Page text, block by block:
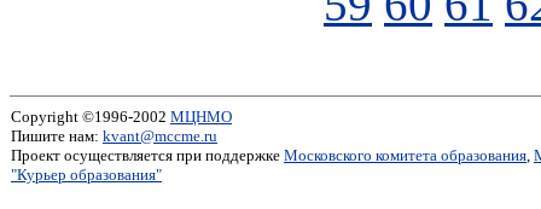
Copyright ©1996-2002 МЦНМО
Пишите нам: kvant@mccme.ru
Проект осуществляется при поддержке Московского комитета образования,
"Курьер образования"